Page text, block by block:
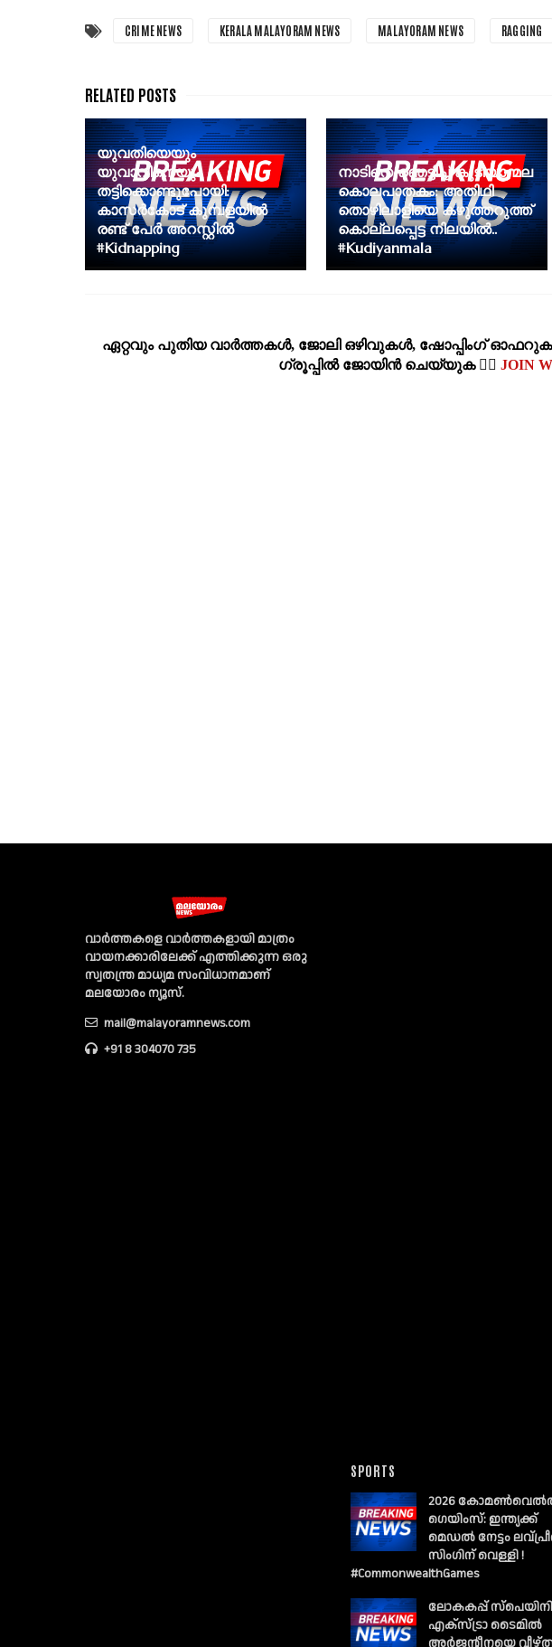
CRIME NEWS KERALA MALAYORAM NEWS MALAYORAM NEWS RAGGING
യുവതിയെയും
യുവാവിനെയും
തട്ടിക്കൊണ്ടുപോയി:
കാസർകോട് കുമ്പളയിൽ
രണ്ട് പേർ അറസ്റ്റിൽ
#Kidnapping
നാടിനെ ഞെട്ടിച്ച് കുടിയാന്മല
കൊലപാതകം: അതിഥി
തൊഴിലാളിയെ കഴുത്തറുത്ത്
കൊല്ലപ്പെട്ട നിലയിൽ..
#Kudiyanmala
ഏറ്റവും പുതിയ വാര്‍ത്തകള്‍, ജോലി ഒഴിവുകള്‍, ഷോപ്പിംഗ്‌
ഗ്രൂപ്പില്‍ ജോയിന്‍ ചെയ്യുക 👉🏽 JOIN
വാര്‍ത്തകളെ വാര്‍ത്തകളായി മാത്രം
വായനക്കാരിലേക്ക് എത്തിക്കുന്ന ഒരു
സ്വതന്ത്ര മാധ്യമ സംവിധാനമാണ്
മലയോരം ന്യൂസ്‌.
mail@malayoramnews.com
+91 8 304070 735
SPORTS
2026
ഗെയിംസ്: ഇന്ത്യക്ക്
മെഡൽ നേട്ടം
സിംഗിന് വെള്ളി !
#CommonwealthGames
ലോകകപ്പ്
എക്സ്ട്രാ ടൈമിൽ
അർജന്റീനയെ